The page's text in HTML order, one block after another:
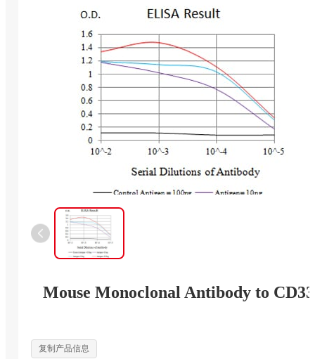
Mouse Monoclonal Antibody to
复制产品信息